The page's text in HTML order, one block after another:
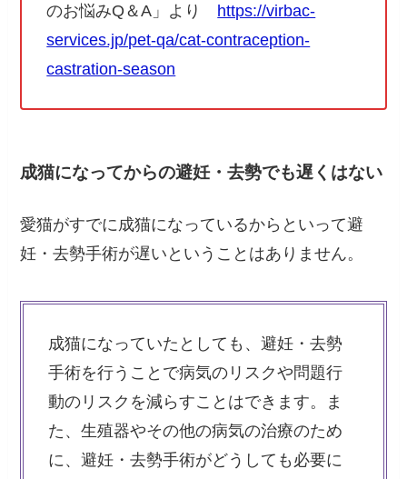
のお悩みQ＆A」より https://virbac-
services.jp/pet-qa/cat-contraception-
castration-season
成猫になってからの避妊・去勢でも遅くはない
愛猫がすでに成猫になっているからといって避
妊・去勢手術が遅いということはありません。
成猫になっていたとしても、避妊・去勢
手術を行うことで病気のリスクや問題行
動のリスクを減らすことはできます。ま
た、生殖器やその他の病気の治療のため
に、避妊・去勢手術がどうしても必要に